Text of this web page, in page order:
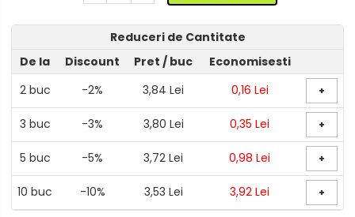
Întrerupătoare/Comutatoare
Ştechere/Stecher adaptor
Ţeavă PVC
Reduceri de Cantitate
De la
Discount Pret / buc
Economisesti
2buc -2% 3,84 Lei 0,16 Lei +
3 buc -3% 3,80 Lei 0,35 Lei +
5 buc -5% 3,72 Lei 0,98 Lei +
10 buc -10% 3,53 Lei 3,92 Lei +